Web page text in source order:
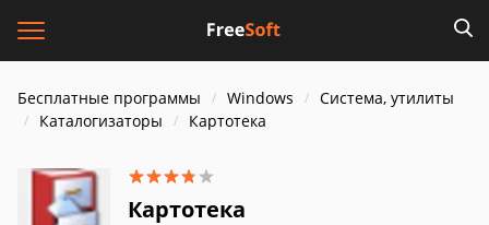
Бесплатные программы Windows
Система, утилиты
Каталогизаторы
Картотека
Картотека